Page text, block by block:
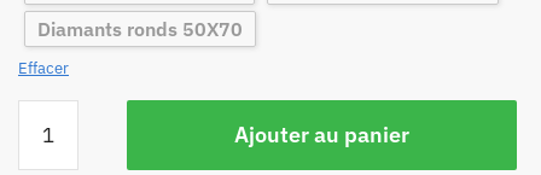
Diamants ronds 50X70
Effacer
Ajouter au panier